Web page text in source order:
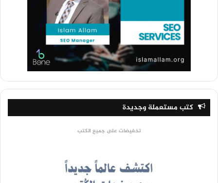
كتب مستعملة وجديدة
تخفيضات على جميع الكتب